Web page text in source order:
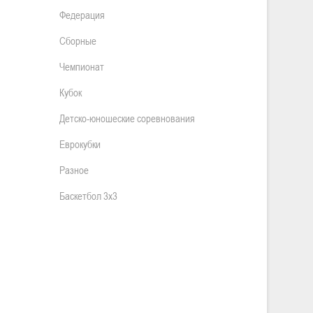
Федерация
Сборные
Чемпионат
Кубок
Детско-юношеские соревнования
Еврокубки
Разное
Баскетбол 3х3